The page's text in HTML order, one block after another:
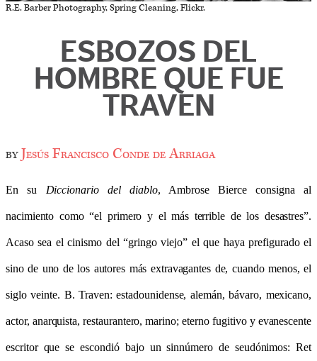
R.E. Barber Photography, Spring Cleaning, Flickr.
ESBOZOS DEL
HOMBRE QUE FUE
TRAVEN
byJesús Francisco Conde de Arriaga
En su Diccionario del diablo, Ambrose Bierce consigna al
nacimiento como “el primero y el más terrible de los desastres”.
Acaso sea el cinismo del “gringo viejo” el que haya prefigurado el
sino de uno de los autores más extravagantes de, cuando menos, el
siglo veinte. B. Traven: estadounidense, alemán, bávaro, mexicano,
actor, anarquista, restaurantero, marino; eterno fugitivo y evanescente
escritor que se escondió bajo un sinnúmero de seudónimos: Ret